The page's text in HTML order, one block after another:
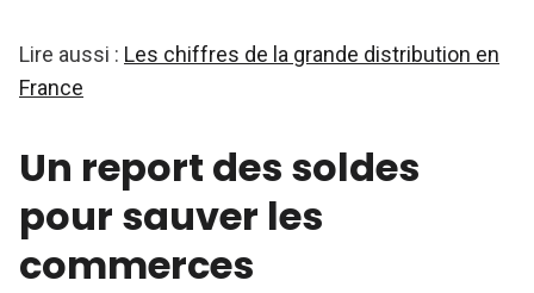
Lire aussi : Les chiffres de la grande distribution en
France
Un report des soldes
pour sauver les
commerces